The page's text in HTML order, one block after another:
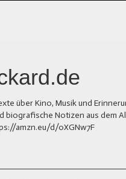
über Kino, Musik und
biografische Notizen aus dem
amzn.eu/d/0XGNw7F